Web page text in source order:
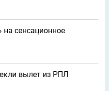
на сенсационное
вылет из РПЛ